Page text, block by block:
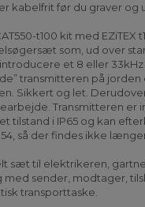
kabelfrit før du graver og
t100 kit med
som, ud over
et 8 eller
transmitteren på
Sikkert og let.
Transmitteren er
tilstand i IP65 og kan
så der findes ikke
sæt til elektrikeren,
med sender, modtager,
transporttaske.